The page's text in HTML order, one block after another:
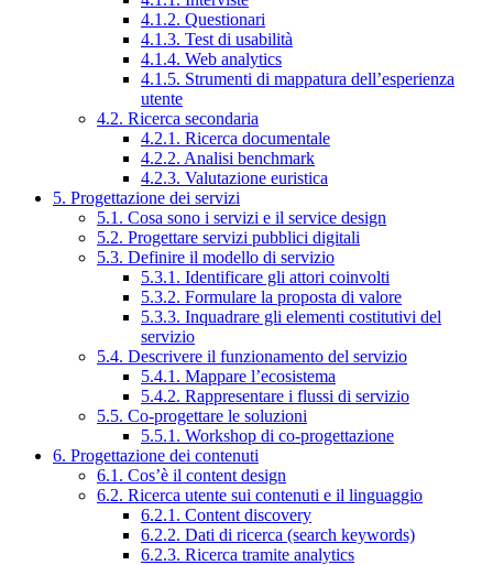
4.1.2. Questionari
4.1.3. Test di usabilità
4.1.4. Web analytics
4.1.5. Strumenti di mappatura dell’esperienza
utente
4.2. Ricerca secondaria
4.2.1. Ricerca documentale
4.2.2. Analisi benchmark
4.2.3. Valutazione euristica
5. Progettazione dei servizi
5.1. Cosa sono i servizi e il service design
5.2. Progettare servizi pubblici digitali
5.3. Definire il modello di servizio
5.3.1. Identificare gli attori coinvolti
5.3.2. Formulare la proposta di valore
5.3.3. Inquadrare gli elementi costitutivi del
servizio
5.4. Descrivere il funzionamento del servizio
5.4.1. Mappare l’ecosistema
5.4.2. Rappresentare i flussi di servizio
5.5. Co-progettare le soluzioni
5.5.1. Workshop di co-progettazione
6. Progettazione dei contenuti
6.1. Cos’è il content design
6.2. Ricerca utente sui contenuti e il linguaggio
6.2.1. Content discovery
6.2.2. Dati di ricerca (search keywords)
6.2.3. Ricerca tramite analytics